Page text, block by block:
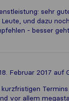
sehr
und dazu
- besser
Februar 2017 auf
vor allem